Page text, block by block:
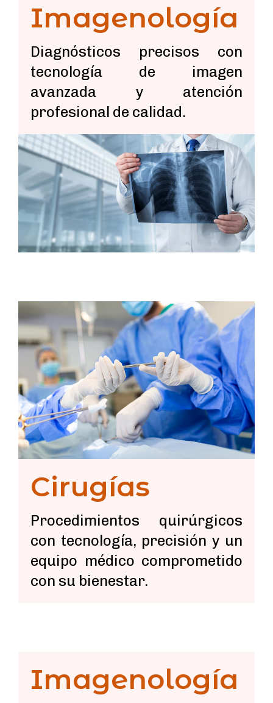
Imagenología
Diagnósticos precisos con
tecnología de imagen
avanzada y atención
profesional de calidad.
Cirugías
Procedimientos quirúrgicos
con tecnología, precisión y un
equipo médico comprometido
con su bienestar.
Imagenología